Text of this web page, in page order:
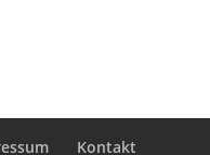
Kontakt